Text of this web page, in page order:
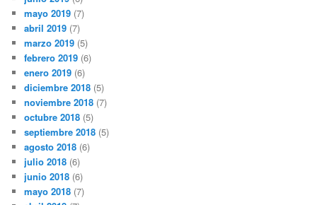
mayo 2019 (7)
abril 2019 (7)
marzo 2019 (5)
febrero 2019 (6)
enero 2019 (6)
diciembre 2018 (5)
noviembre 2018 (7)
octubre 2018 (5)
septiembre 2018 (5)
agosto 2018 (6)
julio 2018 (6)
junio 2018 (6)
mayo 2018 (7)